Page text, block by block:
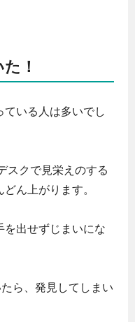
！
いる人は多いでし
スクで見栄えのする
ん上がります。
出せずじまいにな
ら、発見してしまい